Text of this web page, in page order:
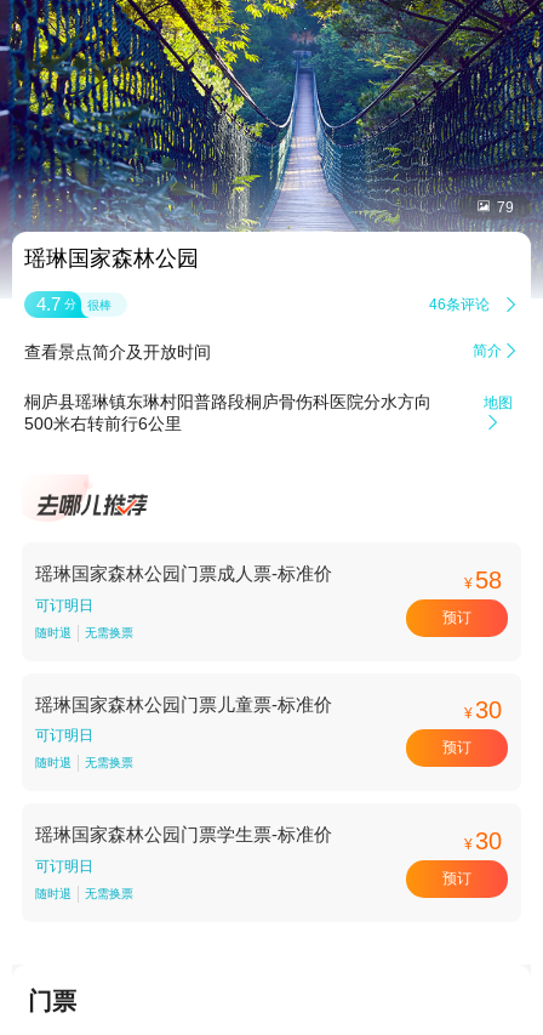
 79
瑶琳国家森林公园
4.7 分 很棒 46条评论 
查看景点简介及开放时间 简介 
桐庐县瑶琳镇东琳村阳普路段桐庐骨伤科医院分水方向
500米右转前行6公里
地图

瑶琳国家森林公园门票成人票-标准价
可订明日
随时退 无需换票
¥ 58
预订
瑶琳国家森林公园门票儿童票-标准价
可订明日
随时退 无需换票
¥30
预订
瑶琳国家森林公园门票学生票-标准价
可订明日
随时退 无需换票
¥30
预订
门票
